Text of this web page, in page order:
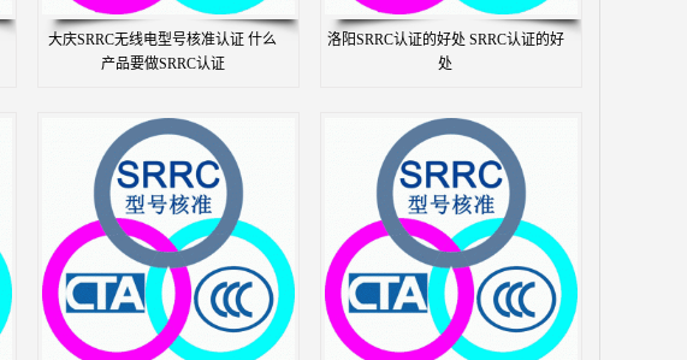
大庆SRRC无线电型号核准认证 什么
产品要做SRRC认证
洛阳SRRC认证的好处 SRRC认证的好
处